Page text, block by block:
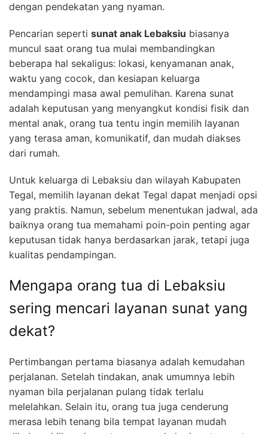
dengan pendekatan yang nyaman.
Pencarian seperti sunat anak Lebaksiu biasanya
muncul saat orang tua mulai membandingkan
beberapa hal sekaligus: lokasi, kenyamanan anak,
waktu yang cocok, dan kesiapan keluarga
mendampingi masa awal pemulihan. Karena sunat
adalah keputusan yang menyangkut kondisi fisik dan
mental anak, orang tua tentu ingin memilih layanan
yang terasa aman, komunikatif, dan mudah diakses
dari rumah.
Untuk keluarga di Lebaksiu dan wilayah Kabupaten
Tegal, memilih layanan dekat Tegal dapat menjadi opsi
yang praktis. Namun, sebelum menentukan jadwal, ada
baiknya orang tua memahami poin-poin penting agar
keputusan tidak hanya berdasarkan jarak, tetapi juga
kualitas pendampingan.
Mengapa orang tua di Lebaksiu
sering mencari layanan sunat yang
dekat?
Pertimbangan pertama biasanya adalah kemudahan
perjalanan. Setelah tindakan, anak umumnya lebih
nyaman bila perjalanan pulang tidak terlalu
melelahkan. Selain itu, orang tua juga cenderung
merasa lebih tenang bila tempat layanan mudah